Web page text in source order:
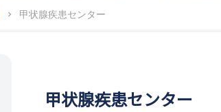
chevron_right 甲状腺疾患センター
甲状腺疾患センター